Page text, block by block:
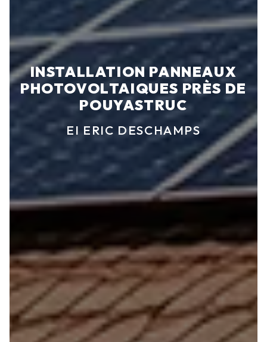
INSTALLATION PANNEAUX
PHOTOVOLTAIQUES PRÈS DE
POUYASTRUC
EI ERIC DESCHAMPS